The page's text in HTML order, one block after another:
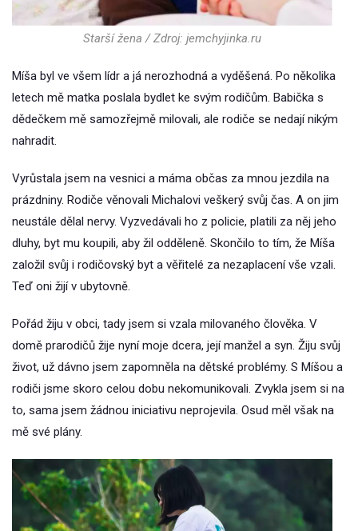
Starší žena / Zdroj: jemchyjinka.ru
Míša byl ve všem lídr a já nerozhodná a vyděšená. Po několika
letech mě matka poslala bydlet ke svým rodičům. Babička s
dědečkem mě samozřejmě milovali, ale rodiče se nedají nikým
nahradit.
Vyrůstala jsem na vesnici a máma občas za mnou jezdila na
prázdniny. Rodiče věnovali Michalovi veškerý svůj čas. A on jim
neustále dělal nervy. Vyzvedávali ho z policie, platili za něj jeho
dluhy, byt mu koupili, aby žil odděleně. Skončilo to tím, že Míša
založil svůj i rodičovský byt a věřitelé za nezaplacení vše vzali.
Teď oni žijí v ubytovně.
Pořád žiju v obci, tady jsem si vzala milovaného člověka. V
domě prarodičů žije nyní moje dcera, její manžel a syn. Žiju svůj
život, už dávno jsem zapomněla na dětské problémy. S Míšou a
rodiči jsme skoro celou dobu nekomunikovali. Zvykla jsem si na
to, sama jsem žádnou iniciativu neprojevila. Osud měl však na
mě své plány.